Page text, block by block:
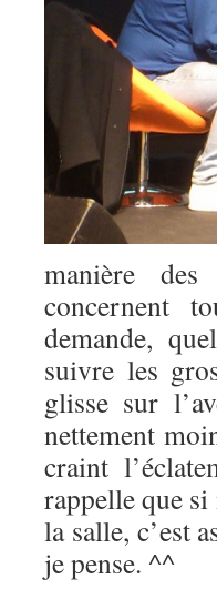
manière
concernent
demande,
suivre les
glisse sur
nettement
craint
rappelle que
la salle, c’est
je pense. ^^